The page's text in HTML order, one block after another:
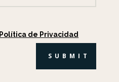
Política de Privacidad
SUBMIT